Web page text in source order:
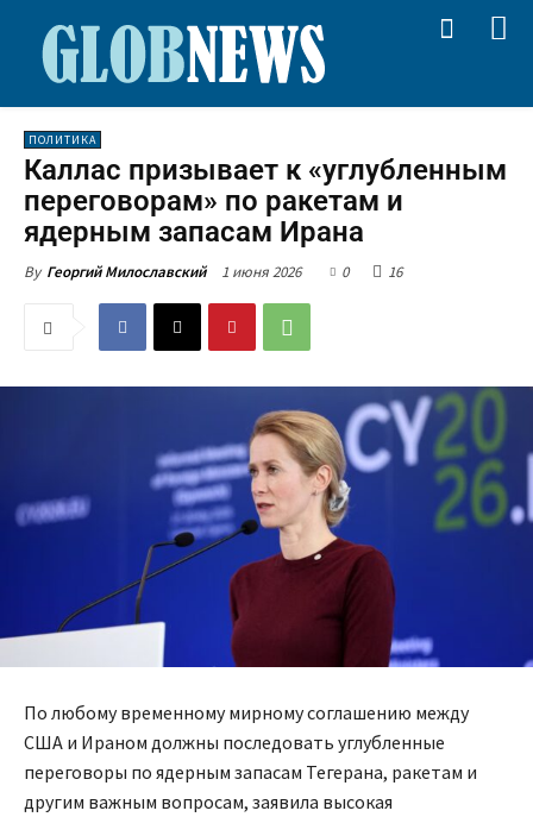
ПОЛИТИКА
Каллас призывает к «углубленным
переговорам» по ракетам и
ядерным запасам Ирана
By Георгий Милославский 1 июня 2026 0 16
По любому временному мирному соглашению между
США и Ираном должны последовать углубленные
переговоры по ядерным запасам Тегерана, ракетам и
другим важным вопросам, заявила высокая